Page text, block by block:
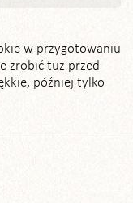
w przygotowaniu
zrobić tuż przed
później tylko